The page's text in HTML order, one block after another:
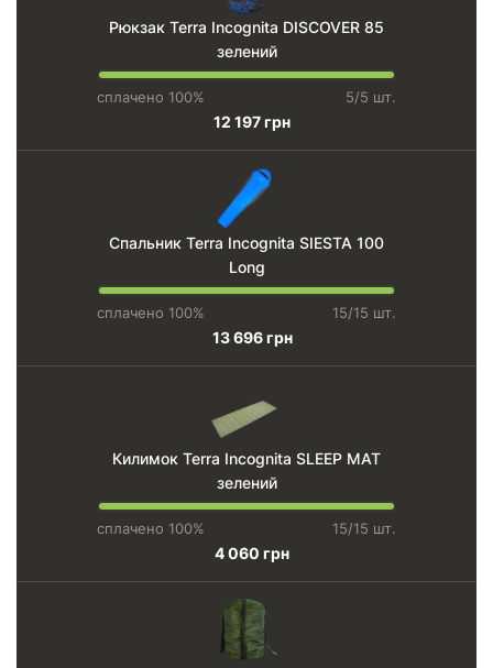
Рюкзак Terra Incognita DISCOVER 85
зелений
сплачено 100% 5/5 шт.
12 197 грн
Спальник Terra Incognita SIESTA 100
Long
сплачено 100% 15/15 шт.
13 696 грн
Килимок Terra Incognita SLEEP MAT
зелений
сплачено 100% 15/15 шт.
4 060 грн